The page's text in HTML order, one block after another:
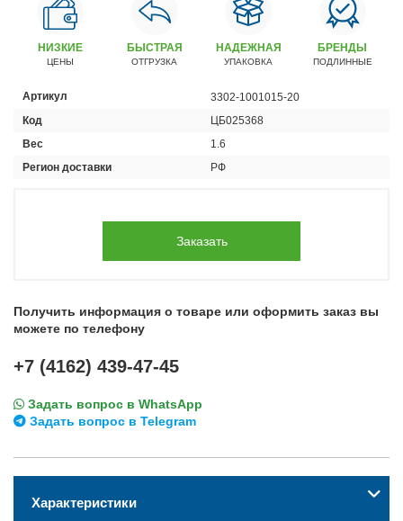
Сервисный центр
+7 (4162) 22–95–69
График работы: ПН-ПТ с 8.30 до 18.00 (+6 по МСК)
График работы сервис: ПН-СБ с 8.30 до 20.00
НИЗКИЕ
ЦЕНЫ
БЫСТРАЯ
ОТГРУЗКА
НАДЕЖНАЯ
УПАКОВКА
БРЕНДЫ
ПОДЛИННЫЕ
Артикул
3302-1001015-20
Код
ЦБ025368
Вес
1.6
Регион доставки
РФ
Заказать
Получить информация о товаре или оформить заказ вы
можете по телефону
+7 (4162) 439-47-45
Задать вопрос в WhatsApp
Задать вопрос в Telegram
Характеристики